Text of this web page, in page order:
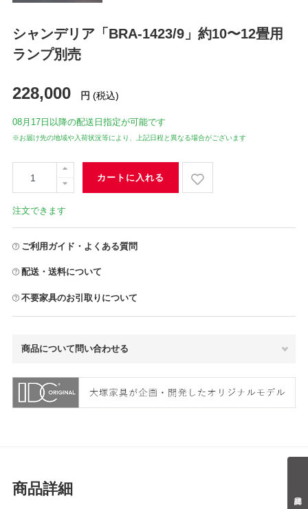
シャンデリア「BRA-1423/9」約10〜12畳用
ランプ別売
228,000 円 (税込)
08月17日 以降の配送日指定が可能です
※お届け先の地域や入荷状況等により、上記日程と異なる場合がございます
カートに入れる
注文できます
ご利用ガイド・よくある質問
配送・送料について
不要家具のお引取りについて
商品について問い合わせる
商品詳細